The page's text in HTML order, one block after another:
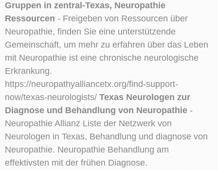
Gruppen in zentral-Texas, Neuropathie
Ressourcen - Freigeben von Ressourcen über
Neuropathie, finden Sie eine unterstützende
Gemeinschaft, um mehr zu erfahren über das Leben
mit Neuropathie ist eine chronische neurologische
Erkrankung.
https://neuropathyalliancetx.org/find-support-
now/texas-neurologists/ Texas Neurologen zur
Diagnose und Behandlung von Neuropathie -
Neuropathie Allianz Liste der Netzwerk von
Neurologen in Texas, Behandlung und diagnose von
Neuropathie. Neuropathie Behandlung am
effektivsten mit der frühen Diagnose.